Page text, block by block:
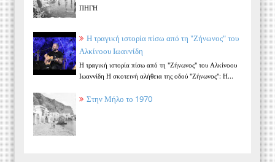
ΠΗΓΗ
Η τραγική ιστορία πίσω από τη "Ζήνωνος" του
Αλκίνοου Ιωαννίδη
Η τραγική ιστορία πίσω από τη "Ζήνωνος" του Αλκίνοου
Ιωαννίδη Η σκοτεινή αλήθεια της οδού "Ζήνωνος": Η...
Στην Μήλο το 1970